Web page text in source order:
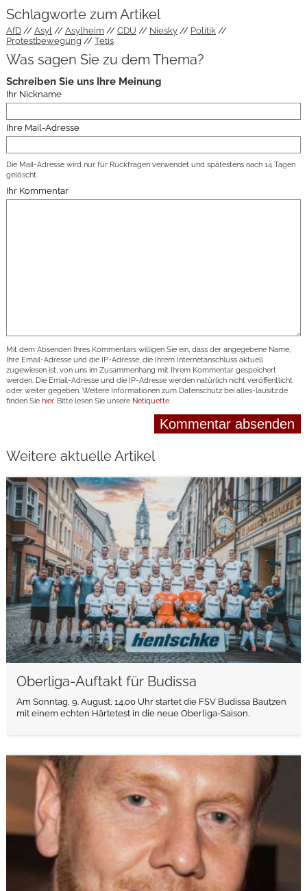
Schlagworte zum Artikel
AfD Asyl Asylheim CDU Niesky
Politik
Protestbewegung
Tetis
Was sagen Sie zu dem Thema?
Schreiben Sie uns Ihre Meinung
Ihr Nickname
Ihre Mail-Adresse
Die Mail-Adresse wird nur für Rückfragen verwendet und spätestens nach 14 Tagen
gelöscht.
Ihr Kommentar
Mit dem Absenden Ihres Kommentars willigen Sie ein, dass der angegebene Name,
Ihre Email-Adresse und die IP-Adresse, die Ihrem Internetanschluss aktuell
zugewiesen ist, von uns im Zusammenhang mit Ihrem Kommentar gespeichert
werden. Die Email-Adresse und die IP-Adresse werden natürlich nicht veröffentlicht
oder weiter gegeben. Weitere Informationen zum Datenschutz bei alles-lausitz.de
finden Sie hier. Bitte lesen Sie unsere Netiquette.
Weitere aktuelle Artikel
Oberliga-Auftakt für Budissa
Am Sonntag, 9. August, 14.00 Uhr startet die FSV Budissa Bautzen
mit einem echten Härtetest in die neue Oberliga-Saison.
weiterlesen
weiterlesen